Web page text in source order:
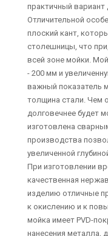
практичный вариант
Отличительной
плоский кант,
столешницы, что
всей зоне мойки.
- 200 мм и
важный показатель
толщина стали. Чем
долговечнее будет
изготовлена
производства
увеличенной
При изготовлении
качественная
изделию отличные
к окислению и к
мойка имеет PVD-
нанесения металла,